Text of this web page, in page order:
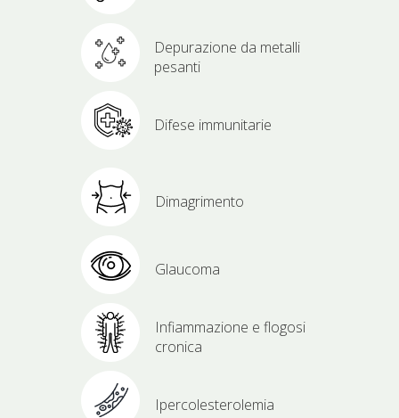
Depurazione da metalli
pesanti
Difese immunitarie
Dimagrimento
Glaucoma
Infiammazione e flogosi
cronica
Ipercolesterolemia